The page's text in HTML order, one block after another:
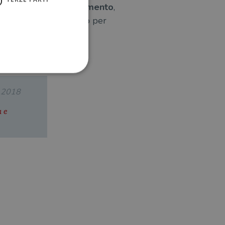
tutti suoi: lo sradicamento,
ma, proprio per
e
dell'account. Il sito
pagina di login. Il
è impostato per
per il dominio corrente.